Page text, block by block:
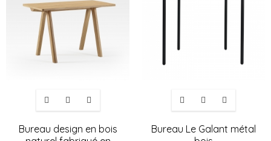
Bureau design en bois
Bureau Le Galant métal